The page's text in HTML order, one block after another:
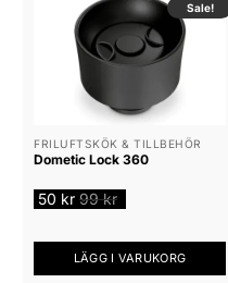
Sale!
FRILUFTSKÖK & TILLBEHÖR
Dometic Lock 360
50 kr 99kr
LÄGG I VARUKORG